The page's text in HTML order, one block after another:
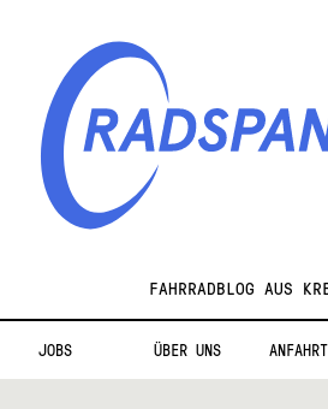
Radspannerei
FAHRRADBLOG AUS
JOBS ÜBER UNS ANFAHRT